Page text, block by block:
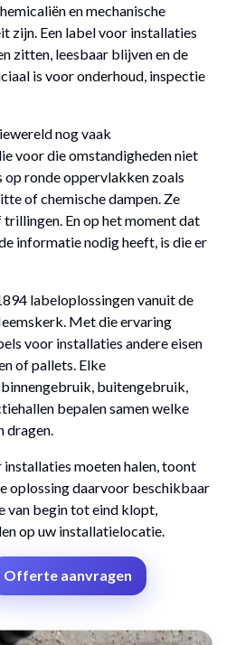
en mechanische
zijn. Een label voor installaties
zitten, leesbaar blijven en de
is voor onderhoud, inspectie
nog vaak
voor die omstandigheden niet
op ronde oppervlakken zoals
of chemische dampen. Ze
En op het moment dat
informatie nodig heeft, is die er
labeloplossingen vanuit de
Met die ervaring
voor installaties andere eisen
of pallets. Elke
buitengebruik,
bepalen samen welke
dragen.
moeten halen, toont
oplossing daarvoor beschikbaar
van begin tot eind klopt,
op uw installatielocatie.
Offerte aanvragen